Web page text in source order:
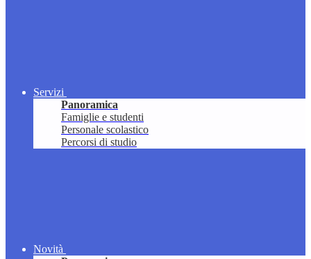
Servizi
Panoramica
Famiglie e studenti
Personale scolastico
Percorsi di studio
Novità